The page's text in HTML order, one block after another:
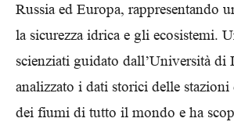
Russia ed Europa, rappresentando
la sicurezza idrica e gli ecosistemi.
scienziati guidato dall’Università di
analizzato i dati storici delle
dei fiumi di tutto il mondo e ha